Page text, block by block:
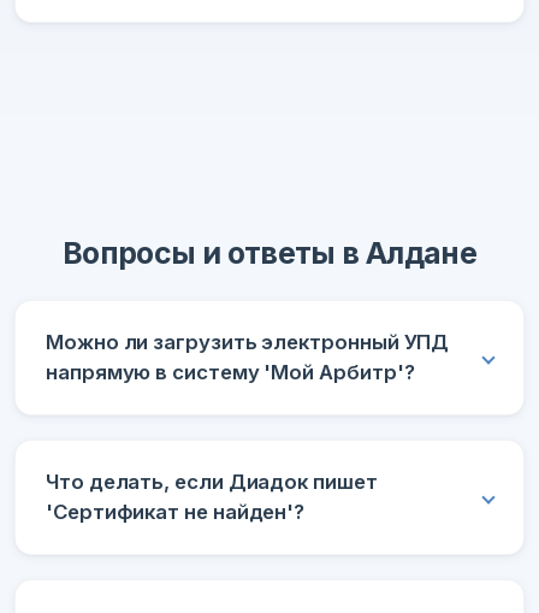
Вопросы и ответы в Алдане
Можно ли загрузить электронный УПД
напрямую в систему 'Мой Арбитр'?
Что делать, если Диадок пишет
'Сертификат не найден'?